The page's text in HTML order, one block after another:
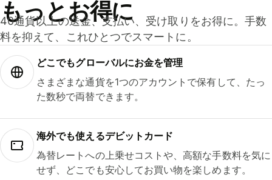
もっとお得に
40通貨以上の送金、支払い、受け取りをお得に。手数
料を抑えて、これひとつでスマートに。
どこでもグ⁠ロ⁠ー⁠バ⁠ルにお金を管理
さまざまな通貨を1つのアカウントで保有して、たっ
た数秒で両替できます。
海外でも使えるデビットカード
為替レートへの上乗せコストや、高額な手数料を気に
せず、どこでも安心してお買い物を楽しめます。